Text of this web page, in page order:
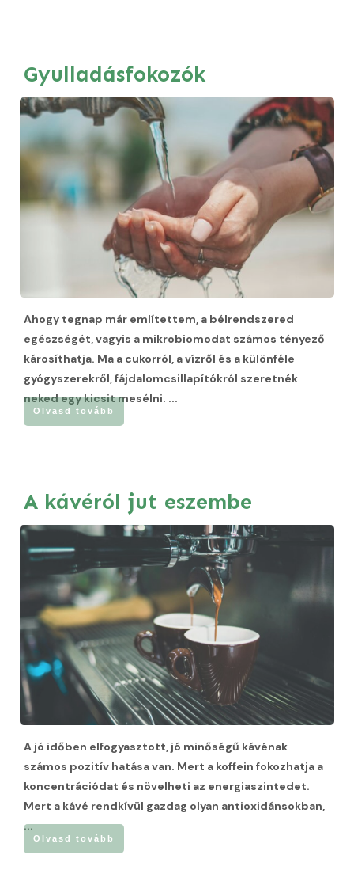
Gyulladásfokozók
Ahogy tegnap már említettem, a bélrendszered
egészségét, vagyis a mikrobiomodat számos tényező
károsíthatja. Ma a cukorról, a vízről és a különféle
gyógyszerekről, fájdalomcsillapítókról szeretnék
neked egy kicsit mesélni. ...
Olvasd tovább
A kávéról jut eszembe
A jó időben elfogyasztott, jó minőségű kávénak
számos pozitív hatása van. Mert a koffein fokozhatja a
koncentrációdat és növelheti az energiaszintedet.
Mert a kávé rendkívül gazdag olyan antioxidánsokban,
...
Olvasd tovább